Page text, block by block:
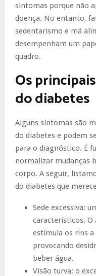
sintomas porque não
doença. No entanto,
sedentarismo e má
desempenham um
quadro.
Os
do diabetes
Alguns sintomas são
do diabetes e podem
para o diagnóstico. É
normalizar mudanças
corpo. A seguir,
do diabetes que
Sede excessiva:
característicos. O
estimula os rins
provocando
beber água.
Visão turva: o